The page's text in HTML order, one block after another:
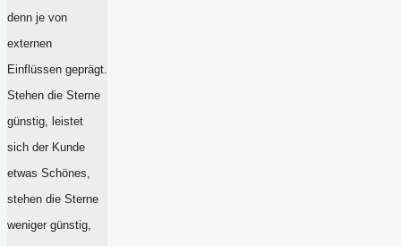
denn je von
externen
Einflüssen geprägt.
Stehen die Sterne
günstig, leistet
sich der Kunde
etwas Schönes,
stehen die Sterne
weniger günstig,